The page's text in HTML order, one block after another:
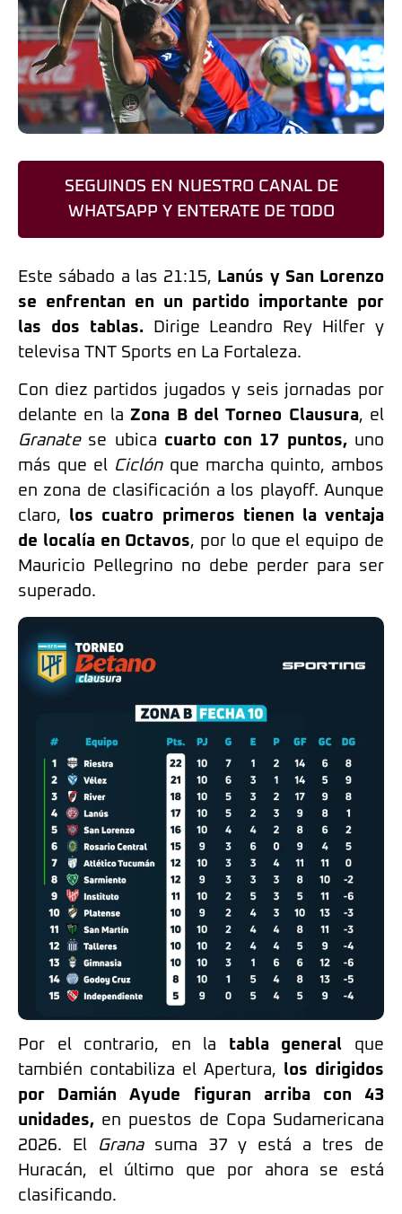
SEGUINOS EN NUESTRO CANAL DE
WHATSAPP Y ENTERATE DE TODO
Este sábado a las 21:15, Lanús y San Lorenzo
se enfrentan en un partido importante por
las dos tablas. Dirige Leandro Rey Hilfer y
televisa TNT Sports en La Fortaleza.
Con diez partidos jugados y seis jornadas por
delante en la Zona B del Torneo Clausura, el
Granatese ubica cuarto con 17 puntos,uno
más que el Ciclónque marcha quinto, ambos
en zona de clasificación a los playoff. Aunque
claro, los cuatro primeros tienen la ventaja
de localía en Octavos, por lo que el equipo de
Mauricio Pellegrino no debe perder para ser
superado.
Por el contrario, en la tabla general que
también contabiliza el Apertura, los dirigidos
por Damián Ayude figuran arriba con 43
unidades, en puestos de Copa Sudamericana
2026. El
Granasuma 37 y está a tres de
Huracán, el último que por ahora se está
clasificando.